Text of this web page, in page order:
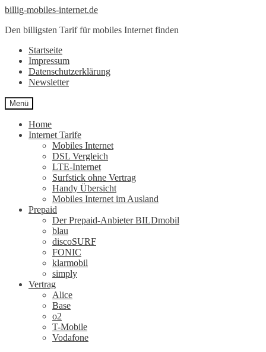
Zur
springen
Zum
springen
billig-mobiles-internet.de
Den billigsten Tarif für mobiles Internet finden
Startseite
Impressum
Datenschutzerklärung
Newsletter
Menü
Home
Internet Tarife
Mobiles Internet
DSL Vergleich
LTE-Internet
Surfstick ohne Vertrag
Handy Übersicht
Mobiles Internet im Ausland
Prepaid
Der Prepaid-Anbieter BILDmobil
blau
discoSURF
FONIC
klarmobil
simply
Vertrag
Alice
Base
o2
T-Mobile
Vodafone